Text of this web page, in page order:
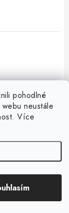
pohodlné
neustále
Více
děti
práva vyhrazena.